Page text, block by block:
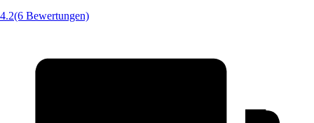
4.2(6 Bewertungen)